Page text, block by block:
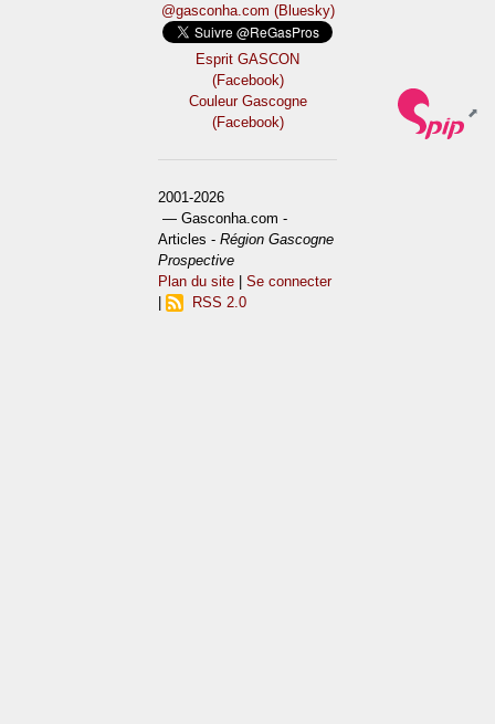
@gasconha.com (Bluesky)
Esprit GASCON
(Facebook)
Couleur Gascogne
(Facebook)
2001-2026
— Gasconha.com -
Articles -Région Gascogne
Prospective
Plan du site |Se connecter
RSS 2.0